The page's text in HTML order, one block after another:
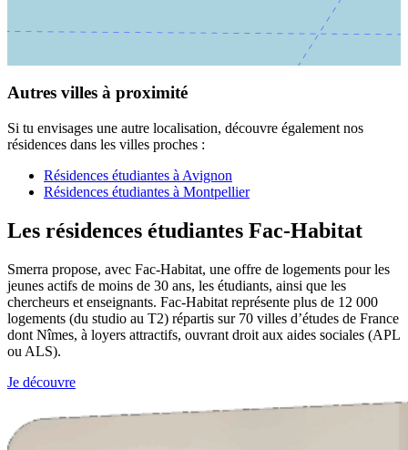
Autres villes à proximité
Si tu envisages une autre localisation, découvre également nos
résidences dans les villes proches :
Résidences étudiantes à Avignon
Résidences étudiantes à Montpellier
Les résidences étudiantes Fac-Habitat
Smerra propose, avec Fac-Habitat, une offre de logements pour les
jeunes actifs de moins de 30 ans, les étudiants, ainsi que les
chercheurs et enseignants. Fac-Habitat représente plus de 12 000
logements (du studio au T2) répartis sur 70 villes d’études de France
dont Nîmes, à loyers attractifs, ouvrant droit aux aides sociales (APL
ou ALS).
Je découvre